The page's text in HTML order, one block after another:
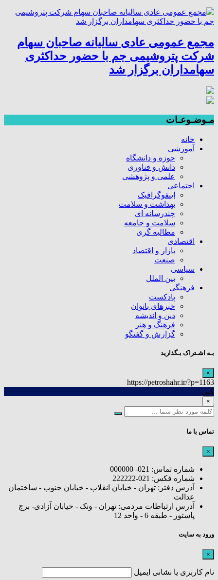
مجمع عمومی عادی سالیانه صاحبان سهام
شرکت پتروشیمی جم با حضور حداکثری
سهامداران برگزار شد
مـوضـوعـات
خانه
آموزشی
حوزه و دانشگاه
دانش و فناوری
علمی و پژوهشی
اجتماعی
اینفوگرافیک
بهداشت و سلامت
چندرسانه ای
سلامت و جامعه
مطالبه گری
اقتصادی
بازار و اقتصاد
صنعت
سیاسی
بین الملل
فرهنگی
پادکست
خبرهای بانوان
دین و اندیشه
فرهنگ و هنر
گزارش و گفتگو
بـه اشـتراک بـگذارید
×
https://petroshahr.ir/?p=1163
کپی
×
تماس با ما
×
شماره تماس: 021- 000000
شماره فکس: 021-222222
آدرس دفتر: تهران - خیابان انقلاب - خیابان جنوب - ساختمان
عدالت
آدرس ارتباطات مردمی: تهران - ونک - خیابان آزادی- برج
پاستور - طبقه 6 - واحد 12
ورود به سایت
×
نام کاربری یا نشانی ایمیل